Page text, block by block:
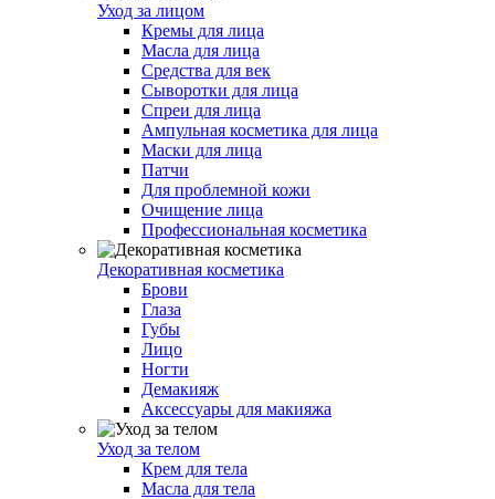
Уход за лицом
Кремы для лица
Масла для лица
Средства для век
Сыворотки для лица
Спреи для лица
Ампульная косметика для лица
Маски для лица
Патчи
Для проблемной кожи
Очищение лица
Профессиональная косметика
Декоративная косметика
Брови
Глаза
Губы
Лицо
Ногти
Демакияж
Аксессуары для макияжа
Уход за телом
Крем для тела
Масла для тела